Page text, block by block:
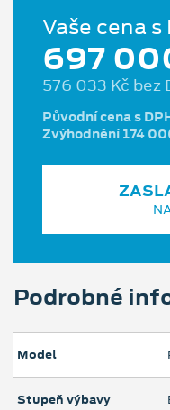
Vaše cena s
697
576 033 Kč bez
Původní cena s
Zvýhodnění 174
Podrobné
Model
Stupeň výbavy